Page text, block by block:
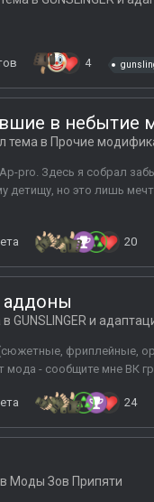
4
в небытие
тема в Прочие
pro. Здесь я собрал
детищу, но это лишь
20
аддоны
в GUNSLINGER и
фриплейные,
мода - сообщите мне ВК
24
Моды Зов Припяти